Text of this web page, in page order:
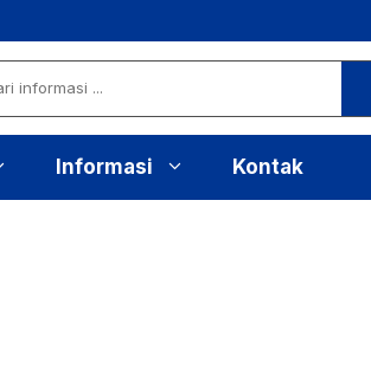
Informasi Kontak